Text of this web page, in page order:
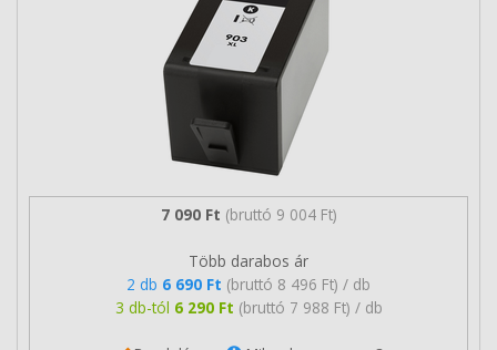
7 090 Ft (bruttó 9 004 Ft)
Több darabos ár
2 db 6 690 Ft (bruttó 8 496 Ft) / db
3 db-tól 6 290 Ft (bruttó 7 988 Ft) / db